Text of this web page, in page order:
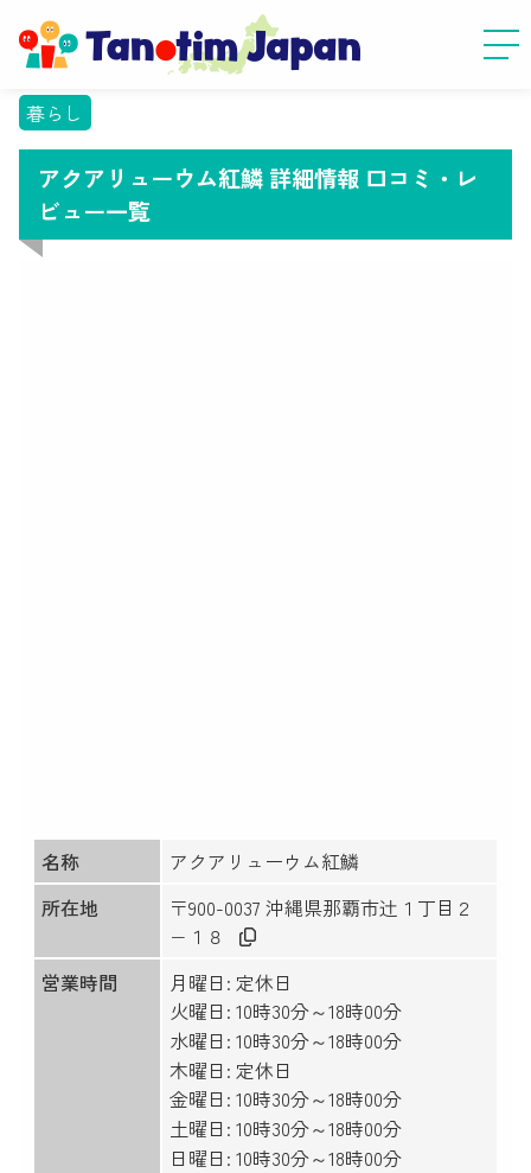
暮らし
アクアリューウム紅鱗 詳細情報 口コミ・レ
ビュー一覧
名称
アクアリューウム紅鱗
所在地
〒900-0037 沖縄県那覇市辻１丁目２
−１８
営業時間
月曜日: 定休日
火曜日: 10時30分～18時00分
水曜日: 10時30分～18時00分
木曜日: 定休日
金曜日: 10時30分～18時00分
土曜日: 10時30分～18時00分
日曜日: 10時30分～18時00分